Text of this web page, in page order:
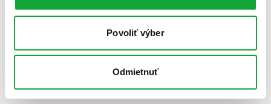
Povoliť výber
Odmietnuť